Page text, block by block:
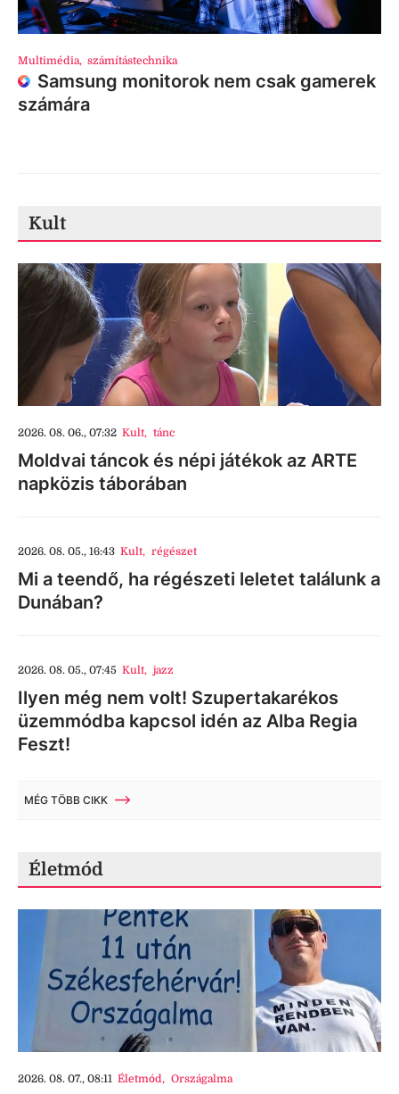
Multimédia, számítástechnika
Samsung monitorok nem csak gamerek
számára
Kult
2026. 08. 06., 07:32 Kult, tánc
Moldvai táncok és népi játékok az ARTE
napközis táborában
2026. 08. 05., 16:43 Kult, régészet
Mi a teendő, ha régészeti leletet találunk a
Dunában?
2026. 08. 05., 07:45 Kult, jazz
Ilyen még nem volt! Szupertakarékos
üzemmódba kapcsol idén az Alba Regia
Feszt!
MÉG TÖBB CIKK
Életmód
2026. 08. 07., 08:11 Életmód, Országalma